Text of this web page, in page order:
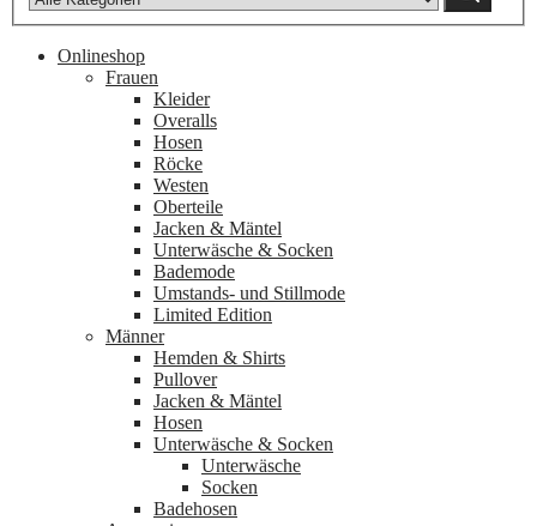
Onlineshop
Frauen
Kleider
Overalls
Hosen
Röcke
Westen
Oberteile
Jacken & Mäntel
Unterwäsche & Socken
Bademode
Umstands- und Stillmode
Limited Edition
Männer
Hemden & Shirts
Pullover
Jacken & Mäntel
Hosen
Unterwäsche & Socken
Unterwäsche
Socken
Badehosen